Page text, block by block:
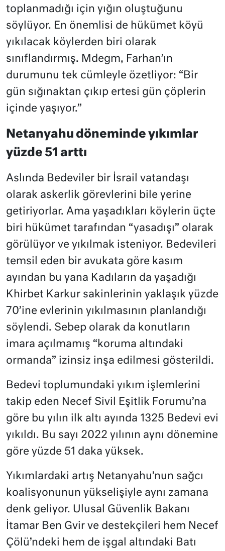
toplanmadığı için yığın oluştuğunu
söylüyor. En önemlisi de hükümet köyü
yıkılacak köylerden biri olarak
sınıflandırmış. Mdegm, Farhan’ın
durumunu tek cümleyle özetliyor: “Bir
gün sığınaktan çıkıp ertesi gün çöplerin
içinde yaşıyor.”
Netanyahu döneminde yıkımlar
yüzde 51 arttı
Aslında Bedeviler bir İsrail vatandaşı
olarak askerlik görevlerini bile yerine
getiriyorlar. Ama yaşadıkları köylerin üçte
biri hükümet tarafından “yasadışı” olarak
görülüyor ve yıkılmak isteniyor. Bedevileri
temsil eden bir avukata göre kasım
ayından bu yana Kadıların da yaşadığı
Khirbet Karkur sakinlerinin yaklaşık yüzde
70’ine evlerinin yıkılmasının planlandığı
söylendi. Sebep olarak da konutların
imara açılmamış “koruma altındaki
ormanda” izinsiz inşa edilmesi gösterildi.
Bedevi toplumundaki yıkım işlemlerini
takip eden Necef Sivil Eşitlik Forumu’na
göre bu yılın ilk altı ayında 1325 Bedevi evi
yıkıldı. Bu sayı 2022 yılının aynı dönemine
göre yüzde 51 daka yüksek.
Yıkımlardaki artış Netanyahu’nun sağcı
koalisyonunun yükselişiyle aynı zamana
denk geliyor. Ulusal Güvenlik Bakanı
İtamar Ben Gvir ve destekçileri hem Necef
Çölü’ndeki hem de işgal altındaki Batı